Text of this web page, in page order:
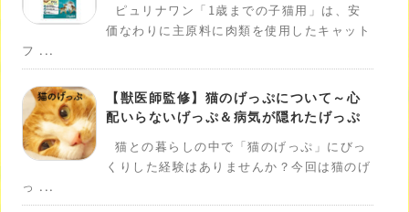
ピュリナワン「1歳までの子猫用」は、安
価なわりに主原料に肉類を使用したキャット
フ ...
【獣医師監修】猫のげっぷについて～心
配いらないげっぷ＆病気が隠れたげっぷ
猫との暮らしの中で「猫のげっぷ」にびっ
くりした経験はありませんか？今回は猫のげ
っ ...